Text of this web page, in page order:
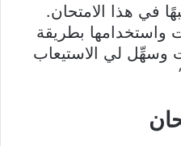
في هذا الامتحان.
واستخدامها بطريقة
وسهِّل لي الاستيعاب